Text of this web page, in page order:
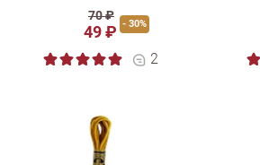
70 ₽
49 ₽ - 30%
2